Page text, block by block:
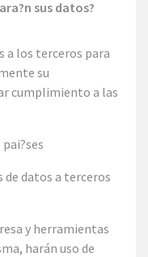
sus datos?
a los terceros para
su
cumplimiento a las
datos a terceros
y herramientas
harán uso de